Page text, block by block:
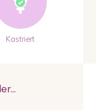
Kastriert